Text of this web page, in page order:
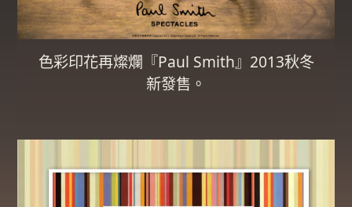
色彩印花再燦爛『Paul Smith』2013秋冬
新發售。